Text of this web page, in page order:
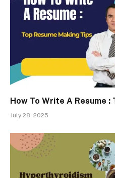
How To Write A Resume :
July 28, 2025